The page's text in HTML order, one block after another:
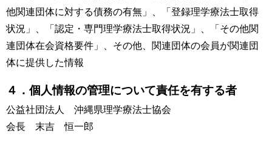
他関連団体に対する債務の有無」、「登録理学療法士取得
状況」、「認定・専門理学療法士取得状況」、「その他関
連団体在会資格要件」、その他、関連団体の会員が関連団
体に提供した情報
４．個人情報の管理について責任を有する者
公益社団法人 沖縄県理学療法士協会
会長 末吉 恒一郎